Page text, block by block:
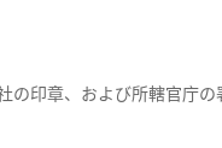
印章、および所轄官庁の